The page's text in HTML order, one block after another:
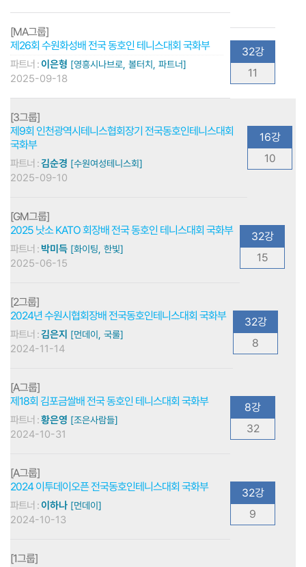
[MA그룹]
제26회 수원화성배 전국 동호인 테니스대회 국화부
파트너 :이은형 [영흥시나브로, 볼터치, 파트너]
2025-09-18
32강
11
[3그룹]
제9회 인천광역시테니스협회장기 전국동호인테니스대회
국화부
파트너 :김순경 [수원여성테니스회]
2025-09-10
16강
10
[GM그룹]
2025 낫소 KATO 회장배 전국 동호인 테니스대회 국화부
파트너 :박미득 [화이팅, 한빛]
2025-06-15
32강
15
[2그룹]
2024년 수원시협회장배 전국동호인테니스대회 국화부
파트너 :김은지 [먼데이, 국룰]
2024-11-14
32강
8
[A그룹]
제18회 김포금쌀배 전국 동호인 테니스대회 국화부
파트너 :황은영 [조은사람들]
2024-10-31
8강
32
[A그룹]
2024 이투데이오픈 전국동호인테니스대회 국화부
파트너 :이하나 [먼데이]
2024-10-13
32강
9
[1그룹]